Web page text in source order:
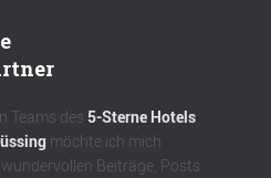
Teams des 5-Sterne Hotels
möchte ich mich
Beiträge, Posts